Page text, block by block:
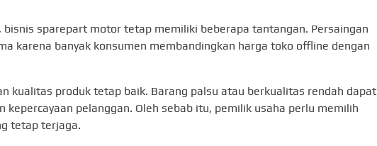
sparepart motor tetap memiliki beberapa tantangan. Persaingan
karena banyak konsumen membandingkan harga toko offline dengan
kualitas produk tetap baik. Barang palsu atau berkualitas rendah dapat
pelanggan. Oleh sebab itu, pemilik usaha perlu memilih
tetap terjaga.